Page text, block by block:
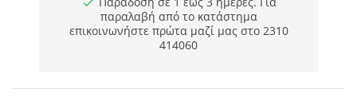
παραλαβή από το κατάστημα
επικοινωνήστε πρώτα μαζί μας στο 2310
414060